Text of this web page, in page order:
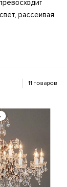
рассеивая
11 товаров